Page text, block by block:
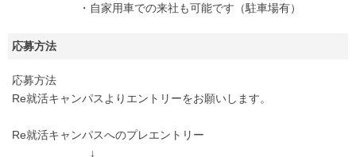
・自家用車での来社も可能です（駐車場有）
応募方法
応募方法
Re就活キャンパスよりエントリーをお願いします。
Re就活キャンパスへのプレエントリー
↓